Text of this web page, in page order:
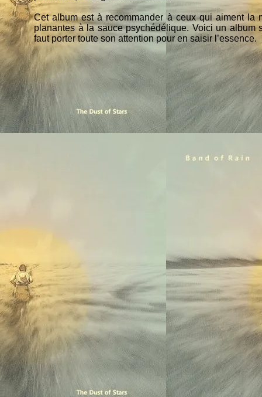
Cet album est à recommander à ceux qui aiment la
planantes à la sauce psychédélique. Voici un album
faut porter toute son attention pour en saisir l’essence.